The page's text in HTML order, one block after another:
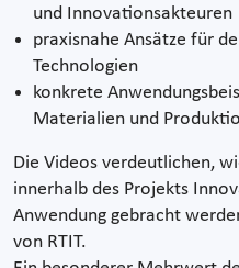
und Innovationsakteuren
praxisnahe Ansätze für
Technologien
konkrete
Materialien und
Die Videos verdeutlichen,
innerhalb des Projekts
Anwendung gebracht
von RTIT.